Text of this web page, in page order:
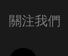
關注我們